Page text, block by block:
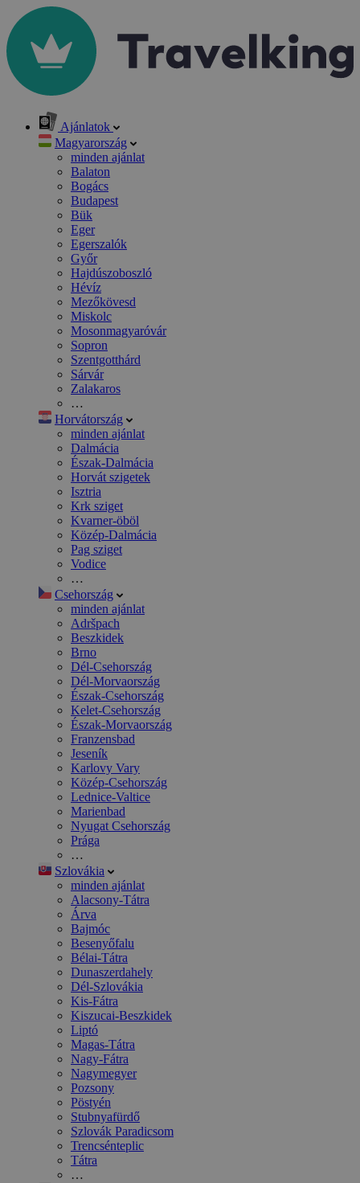
Ajánlatok
Magyarország
minden ajánlat
Balaton
Bogács
Budapest
Bük
Eger
Egerszalók
Győr
Hajdúszoboszló
Hévíz
Mezőkövesd
Miskolc
Mosonmagyaróvár
Sopron
Szentgotthárd
Sárvár
Zalakaros
…
Horvátország
minden ajánlat
Dalmácia
Észak-Dalmácia
Horvát szigetek
Isztria
Krk sziget
Kvarner-öböl
Közép-Dalmácia
Pag sziget
Vodice
…
Csehország
minden ajánlat
Adršpach
Beszkidek
Brno
Dél-Csehország
Dél-Morvaország
Észak-Csehország
Kelet-Csehország
Észak-Morvaország
Franzensbad
Jeseník
Karlovy Vary
Közép-Csehország
Lednice-Valtice
Marienbad
Nyugat Csehország
Prága
…
Szlovákia
minden ajánlat
Alacsony-Tátra
Árva
Bajmóc
Besenyőfalu
Bélai-Tátra
Dunaszerdahely
Dél-Szlovákia
Kis-Fátra
Kiszucai-Beszkidek
Liptó
Magas-Tátra
Nagy-Fátra
Nagymegyer
Pozsony
Pöstyén
Stubnyafürdő
Szlovák Paradicsom
Trencsénteplic
Tátra
…